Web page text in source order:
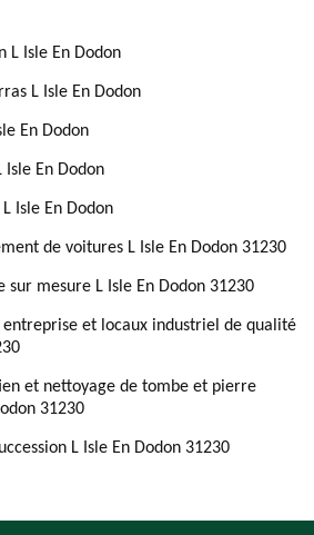
L Isle En Dodon
L Isle En Dodon
En Dodon
Isle En Dodon
Isle En Dodon
de voitures L Isle En Dodon 31230
sur mesure L Isle En Dodon 31230
et locaux industriel de qualité
et nettoyage de tombe et pierre
31230
L Isle En Dodon 31230